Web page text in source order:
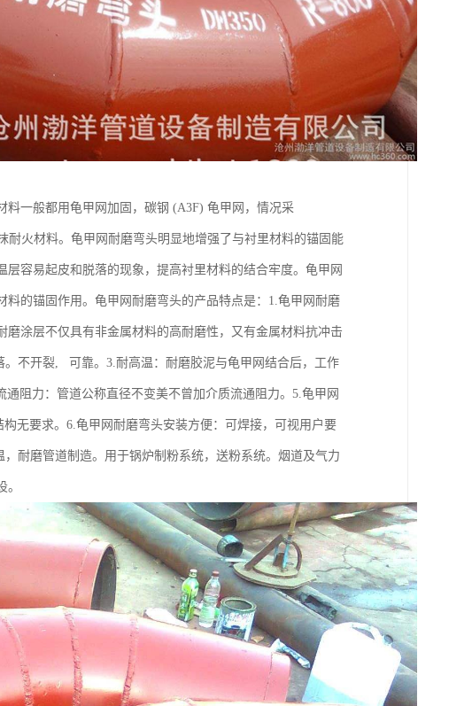
料一般都用龟甲网加固，碳钢 (A3F) 龟甲网，情况采
耐火材料。龟甲网耐磨弯头明显地增强了与衬里材料的锚固能
容易起皮和脱落的现象，提高衬里材料的结合牢度。龟甲网
的锚固作用。龟甲网耐磨弯头的产品特点是：1.龟甲网耐磨
涂层不仅具有非金属材料的高耐磨性，又有金属材料抗冲击
不开裂, 可靠。3.耐高温：耐磨胶泥与龟甲网结合后，工作
阻力：管道公称直径不变美不曾加介质流通阻力。5.龟甲网
无要求。6.龟甲网耐磨弯头安装方便：可焊接，可视用户要
耐磨管道制造。用于锅炉制粉系统，送粉系统。烟道及气力